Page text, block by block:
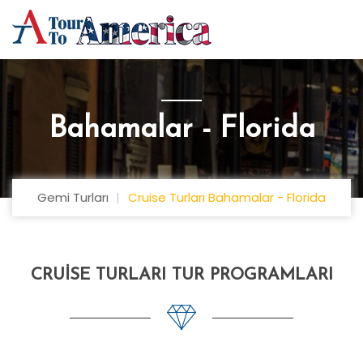
Bahamalar - Florida
Gemi Turları Cruise Turları Bahamalar - Florida
CRUISE TURLARI TUR PROGRAMLARI